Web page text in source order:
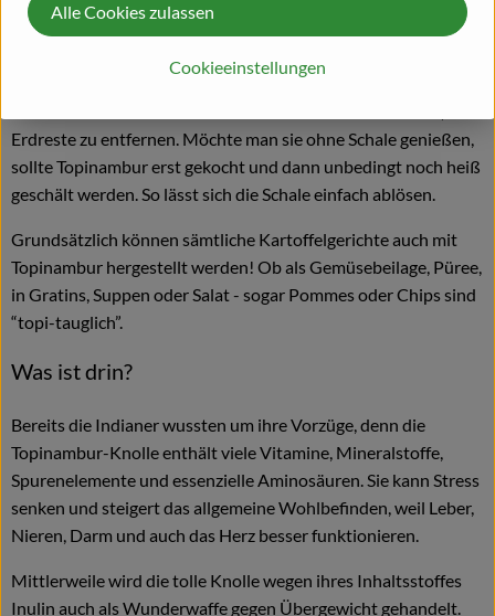
Wie verwende ich´s?
Topinambur kann roh und gegart verzehrt werden, mit oder
Erdreste zu entfernen. Möchte man sie ohne Schale genießen,
sollte Topinambur erst gekocht und dann unbedingt noch heiß
geschält werden. So lässt sich die Schale einfach ablösen.
Grundsätzlich können sämtliche Kartoffelgerichte auch mit
Topinambur hergestellt werden! Ob als Gemüsebeilage, Püree,
in Gratins, Suppen oder Salat - sogar Pommes oder Chips sind
“topi-tauglich”.
Was ist drin?
Bereits die Indianer wussten um ihre Vorzüge, denn die
Topinambur-Knolle enthält viele Vitamine, Mineralstoffe,
Spurenelemente und essenzielle Aminosäuren. Sie kann Stress
senken und steigert das allgemeine Wohlbefinden, weil Leber,
Nieren, Darm und auch das Herz besser funktionieren.
Mittlerweile wird die tolle Knolle wegen ihres Inhaltsstoffes
Inulin auch als Wunderwaffe gegen Übergewicht gehandelt.
Cookieeinstellungen
Alle Cookies zulassen